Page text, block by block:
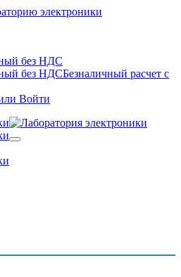
электроники
без НДС
без НДСБезналичный расчет с
Войти